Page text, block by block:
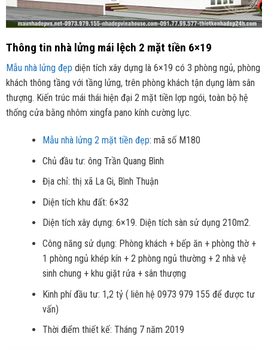
Thông tin nhà lửng mái lệch 2 mặt tiền 6×19
Mẫu nhà lửng đẹp diện tích xây dựng là 6×19 có 3 phòng ngủ, phòng
khách thông tầng với tầng lửng, trên phòng khách tận dụng làm sân
thượng. Kiến trúc mái thái hiện đại 2 mặt tiền lợp ngói, toàn bộ hệ
thống cửa bằng nhôm xingfa pano kính cường lực.
Mẫu nhà lửng 2 mặt tiền đẹp: mã số M180
Chủ đầu tư: ông Trần Quang Bình
Địa chỉ: thị xã La Gi, Bình Thuận
Diện tích khu đất: 6×32
Diện tích xây dựng: 6×19. Diện tích sàn sử dụng 210m2.
Công năng sử dụng: Phòng khách + bếp ăn + phòng thờ +
1 phòng ngủ khép kín + 2 phòng ngủ thường + 2 nhà vệ
sinh chung + khu giặt rửa + sân thượng
Kinh phí đầu tư: 1,2 tỷ ( liên hệ 0973 979 155 để được tư
vấn)
Thời điểm thiết kế: Tháng 7 năm 2019